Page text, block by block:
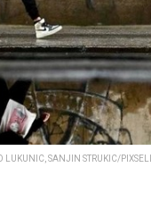
LUKUNIC, SANJIN STRUKIC/PIXSELL